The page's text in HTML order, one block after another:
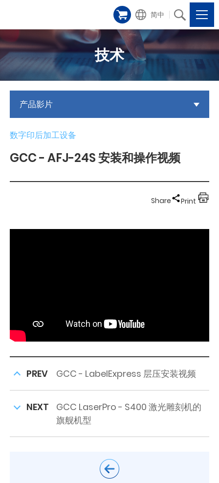
简中
技术
产品影片
数字印后加工设备
GCC - AFJ-24S 安装和操作视频
Share Print
PREV GCC - LabelExpress 层压安装视频
NEXT
GCC LaserPro - S400 激光雕刻机的
旗舰机型